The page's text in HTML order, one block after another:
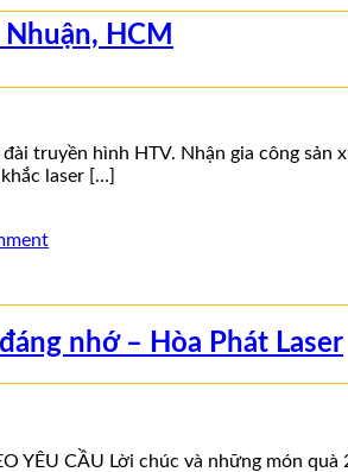
HCM
truyền hình HTV. Nhận gia công
laser […]
nhớ – Hòa Phát Laser
YÊU CẦU Lời chúc và những món